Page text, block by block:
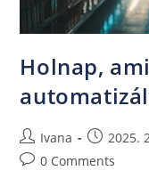
Holnap,
Ivana 2025.
0 Comments